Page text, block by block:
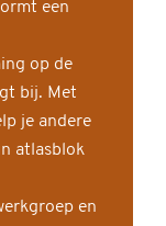
een
op de
bij. Met
je andere
atlasblok
en